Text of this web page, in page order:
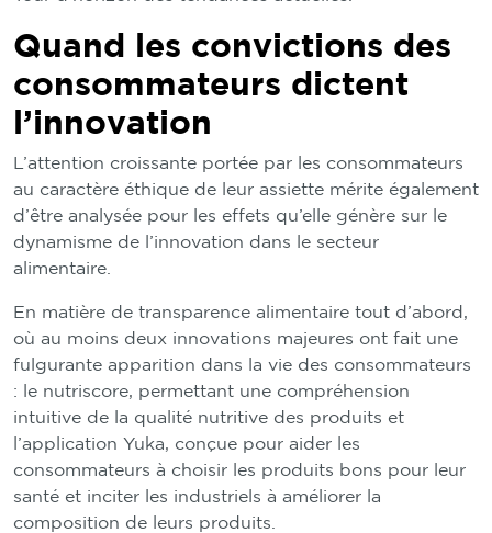
Quand les convictions des
consommateurs dictent
l’innovation
L’attention croissante portée par les consommateurs
au caractère éthique de leur assiette mérite également
d’être analysée pour les effets qu’elle génère sur le
dynamisme de l’innovation dans le secteur
alimentaire.
En matière de transparence alimentaire tout d’abord,
où au moins deux innovations majeures ont fait une
fulgurante apparition dans la vie des consommateurs
: le nutriscore, permettant une compréhension
intuitive de la qualité nutritive des produits et
l’application Yuka, conçue pour aider les
consommateurs à choisir les produits bons pour leur
santé et inciter les industriels à améliorer la
composition de leurs produits.